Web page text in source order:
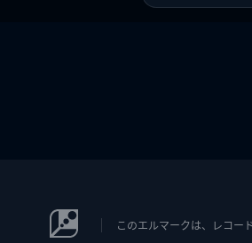
このエルマークは、レコー